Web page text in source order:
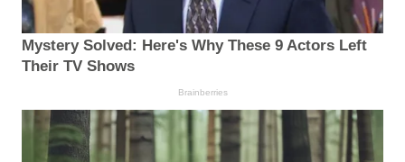
Mystery Solved: Here's Why These 9 Actors Left
Their TV Shows
Brainberries